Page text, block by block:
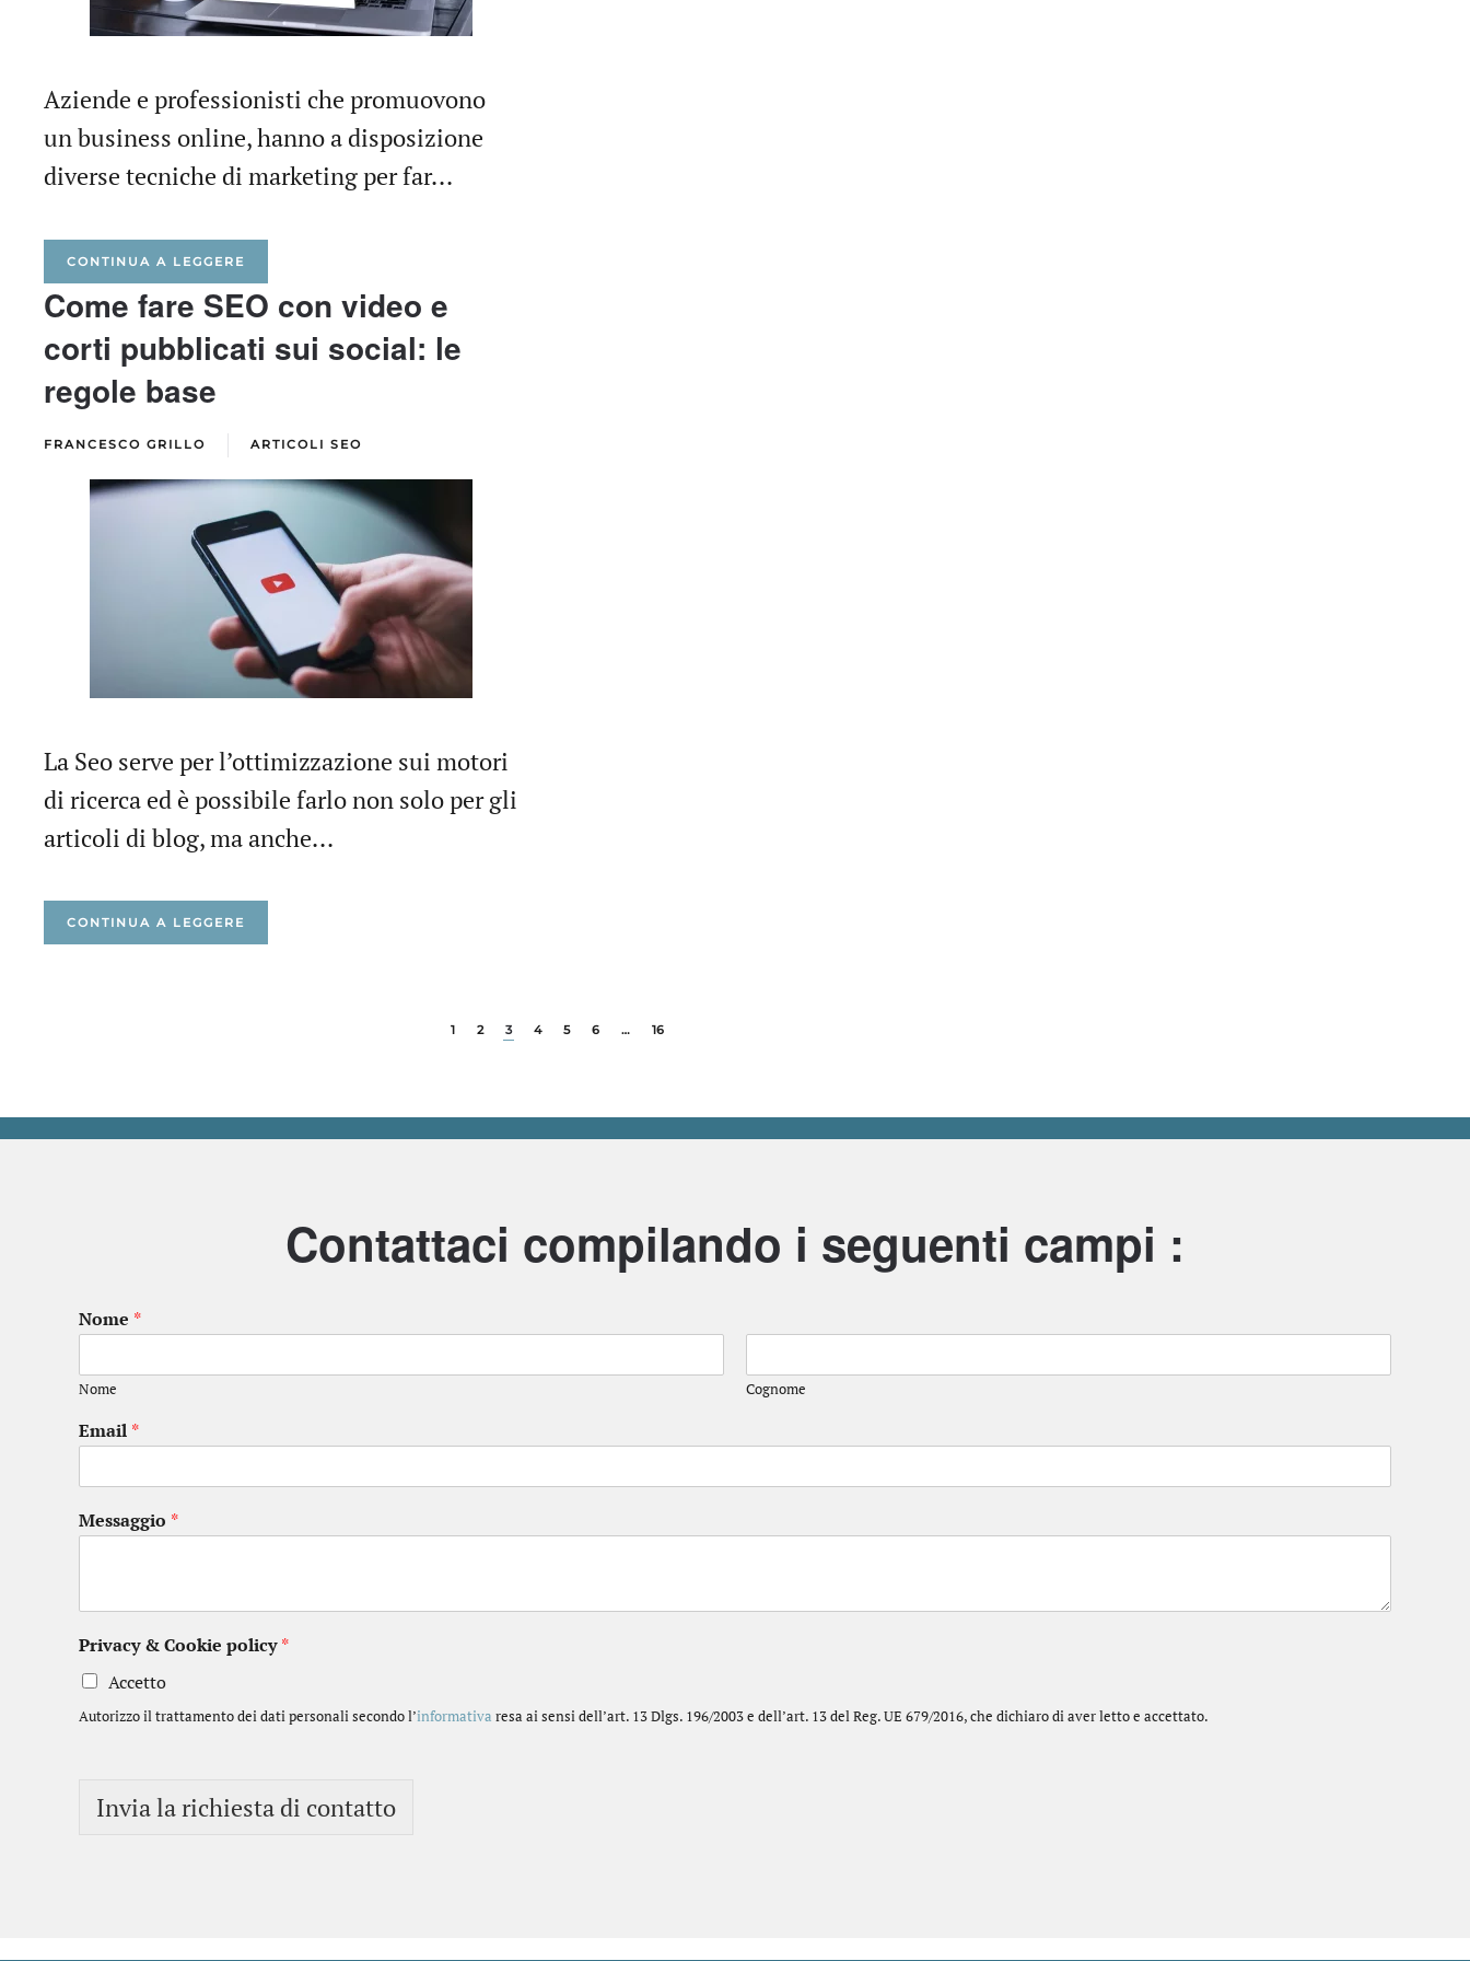
Aziende e professionisti che promuovono
un business online, hanno a disposizione
diverse tecniche di marketing per far...
CONTINUA A LEGGERE
Come fare SEO con video e
corti pubblicati sui social: le
regole base
FRANCESCO GRILLO ARTICOLI SEO
La Seo serve per l’ottimizzazione sui motori
di ricerca ed è possibile farlo non solo per gli
articoli di blog, ma anche...
CONTINUA A LEGGERE
1 2 3 4 5 6 … 16
Contattaci compilando i seguenti campi :
Nome *
Nome Cognome
Email *
Messaggio *
Privacy & Cookie policy*
Accetto
Autorizzo il trattamento dei dati personali secondo l’informativa resa ai sensi dell’art. 13 Dlgs. 196/2003 e dell’art. 13 del Reg. UE 679/2016, che dichiaro di aver letto e accettato.
Invia la richiesta di contatto